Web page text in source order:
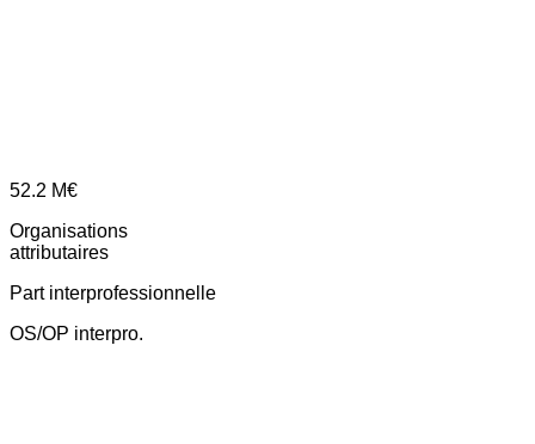
52.2 M€
Organisations
attributaires
Part interprofessionnelle
OS/OP interpro.